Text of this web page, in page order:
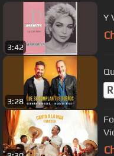
3:42
Y
3:28